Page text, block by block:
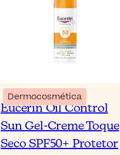
Dermocosmética
Eucerin Oil Control
Sun Gel-Creme Toque
Seco SPF50+ Protetor